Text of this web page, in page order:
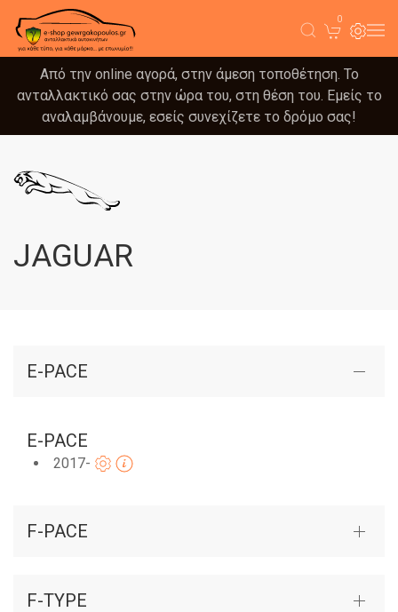
0
Από την online αγορά, στην άμεση τοποθέτηση. Το
ανταλλακτικό σας στην ώρα του, στη θέση του. Εμείς το
αναλαμβάνουμε, εσείς συνεχίζετε το δρόμο σας!
JAGUAR
E-PACE
E-PACE
2017-
F-PACE
F-TYPE